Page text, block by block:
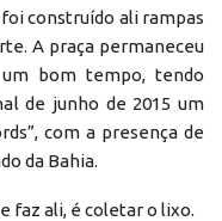
foi construído ali rampas
A praça permaneceu
bom tempo, tendo
de junho de 2015 um
com a presença de
da Bahia.
faz ali, é coletar o lixo.